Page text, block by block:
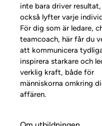
inte bara driver
också lyfter varje
För dig som är ledare,
teamcoach, här får du
att kommunicera
inspirera starkare och
verklig kraft, både för
människorna omkring
affären.